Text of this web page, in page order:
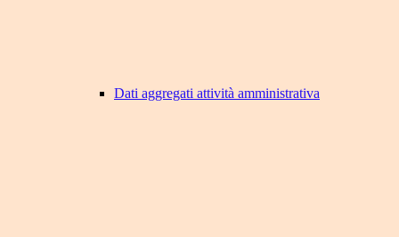
Dati aggregati attività amministrativa